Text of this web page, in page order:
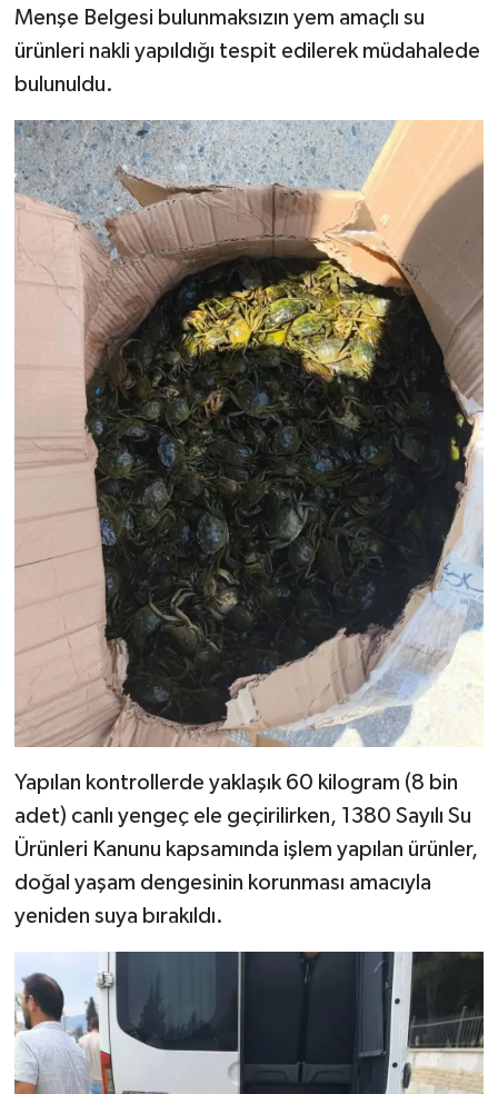
Menşe Belgesi bulunmaksızın yem amaçlı su
ürünleri nakli yapıldığı tespit edilerek müdahalede
bulunuldu.
Yapılan kontrollerde yaklaşık 60 kilogram (8 bin
adet) canlı yengeç ele geçirilirken, 1380 Sayılı Su
Ürünleri Kanunu kapsamında işlem yapılan ürünler,
doğal yaşam dengesinin korunması amacıyla
yeniden suya bırakıldı.